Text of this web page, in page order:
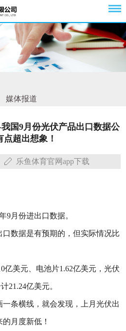
媒体报道
国9月份光伏产品出口数据公
点超出想象！
乐鱼体育官网app下载
9月份进出口数据。
数据是有预期的，但实际情况比
亿美元、电池片1.62亿美元，光伏
21.24亿美元。
条横线，就会发现，上月光伏出
月度新低！